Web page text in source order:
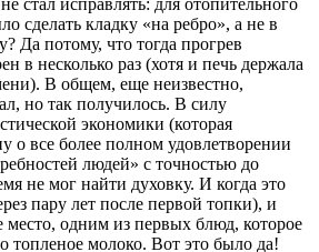
сделать кладку «на ребро», а не в
Да потому, что тогда прогрев
в несколько раз (хотя и печь держала
В общем, еще неизвестно,
но так получилось. В силу
экономики (которая
о все более полном удовлетворении
людей» с точностью до
не мог найти духовку. И когда это
пару лет после первой топки), и
место, одним из первых блюд, которое
топленое молоко. Вот это было да!